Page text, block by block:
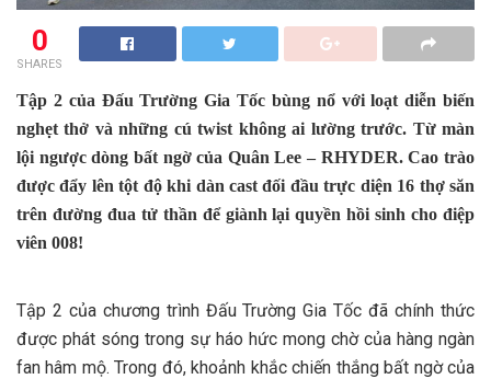
0
SHARES
Tập 2 của Đấu Trường Gia Tốc bùng nổ với loạt diễn biến
nghẹt thở và những cú twist không ai lường trước. Từ màn
lội ngược dòng bất ngờ của Quân Lee – RHYDER. Cao trào
được đẩy lên tột độ khi dàn cast đối đầu trực diện 16 thợ săn
trên đường đua tử thần để giành lại quyền hồi sinh cho điệp
viên 008!
Tập 2 của chương trình Đấu Trường Gia Tốc đã chính thức
được phát sóng trong sự háo hức mong chờ của hàng ngàn
fan hâm mộ. Trong đó, khoảnh khắc chiến thắng bất ngờ của